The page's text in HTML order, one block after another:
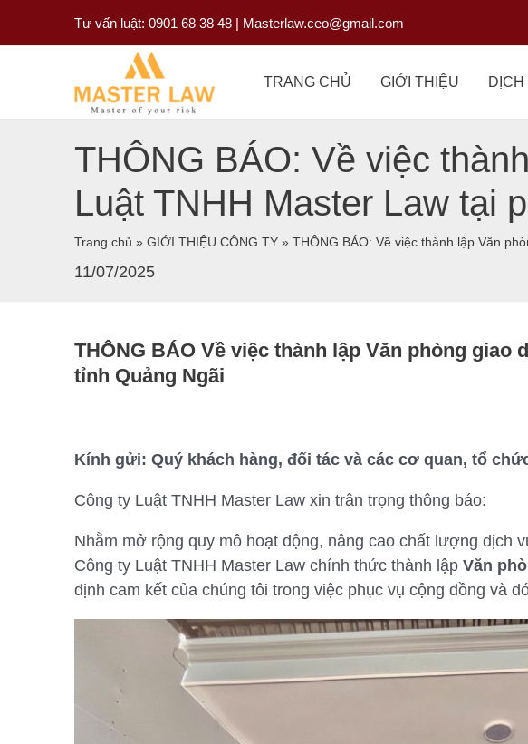
Tư vấn luật: 0901 68 38 48 | Masterlaw.ceo@gmail.com
TRANG CHỦ GIỚI THIỆU DỊCH
THÔNG BÁO: Về việc
Luật TNHH Master Law tại
Trang chủ » GIỚI THIỆU CÔNG TY » THÔNG BÁO: Về việc thành
11/07/2025
THÔNG BÁO Về việc thành lập Văn phòng
tỉnh Quảng Ngãi
Kính gửi: Quý khách hàng, đối tác và các cơ quan, tổ
Công ty Luật TNHH Master Law xin trân trọng thông báo:
Nhằm mở rộng quy mô hoạt động, nâng cao chất lượng dịch
Công ty Luật TNHH Master Law chính thức thành lập Văn
định cam kết của chúng tôi trong việc phục vụ cộng đồng và